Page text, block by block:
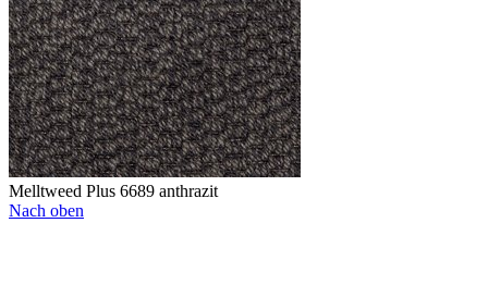
Melltweed Plus 6689 anthrazit
Nach oben